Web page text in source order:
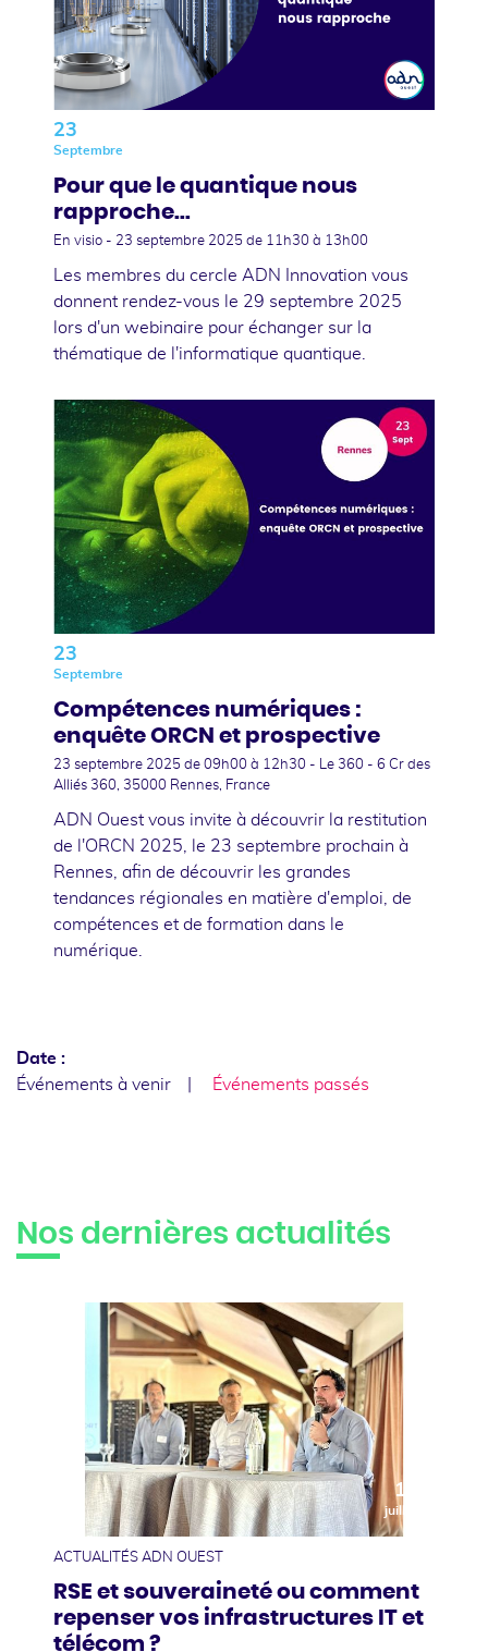
23
Septembre
Pour que le quantique nous
rapproche...
En visio - 23 septembre 2025 de 11h30 à 13h00
Les membres du cercle ADN Innovation vous
donnent rendez-vous le 29 septembre 2025
lors d'un webinaire pour échanger sur la
thématique de l'informatique quantique.
23
Septembre
Compétences numériques :
enquête ORCN et prospective
23 septembre 2025 de 09h00 à 12h30 - Le 360 - 6 Cr des
Alliés 360, 35000 Rennes, France
ADN Ouest vous invite à découvrir la restitution
de l'ORCN 2025, le 23 septembre prochain à
Rennes, afin de découvrir les grandes
tendances régionales en matière d'emploi, de
compétences et de formation dans le
numérique.
Date :
Événements à venir
Événements passés
Nos dernières actualités
10
juillet
ACTUALITÉS ADN OUEST
RSE et souveraineté ou comment
repenser vos infrastructures IT et
télécom ?